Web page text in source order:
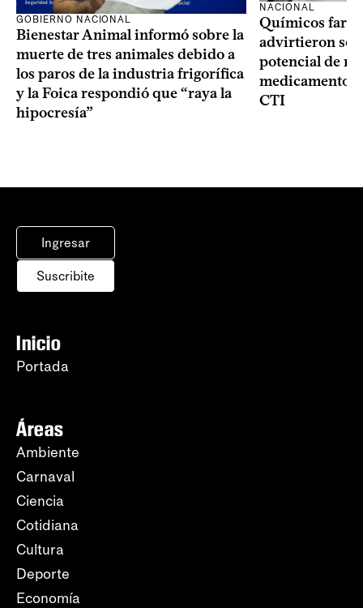
GOBIERNO NACIONAL
Bienestar Animal informó sobre la
muerte de tres animales debido a
los paros de la industria frigorífica
y la Foica respondió que “raya la
hipocresía”
NACIONAL
Químicos
advirtieron
potencial de
medicamentos
CTI
Ingresar
Suscribite
Inicio
Portada
Áreas
Ambiente
Carnaval
Ciencia
Cotidiana
Cultura
Deporte
Economía